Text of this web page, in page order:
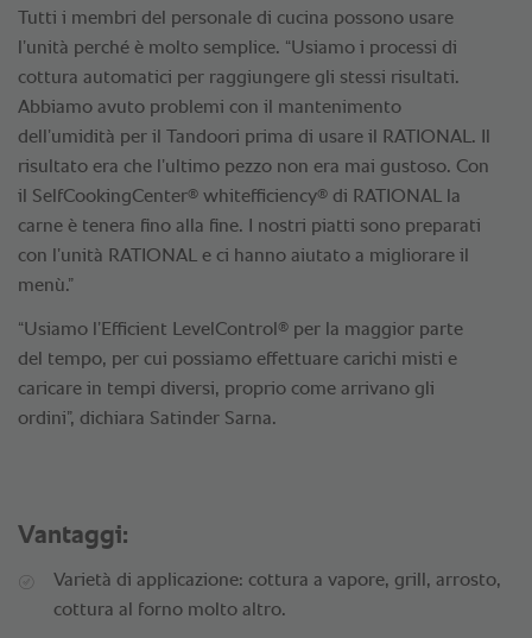
Tutti i membri del personale di cucina possono usare
l’unità perché è molto semplice. “Usiamo i processi di
cottura automatici per raggiungere gli stessi risultati.
Abbiamo avuto problemi con il mantenimento
dell’umidità per il Tandoori prima di usare il RATIONAL. Il
risultato era che l’ultimo pezzo non era mai gustoso. Con
il SelfCookingCenter® whitefficiency® di RATIONAL la
carne è tenera fino alla fine. I nostri piatti sono preparati
con l’unità RATIONAL e ci hanno aiutato a migliorare il
menù.”
“Usiamo l’Efficient LevelControl ® per la maggior parte
del tempo, per cui possiamo effettuare carichi misti e
caricare in tempi diversi, proprio come arrivano gli
ordini”, dichiara Satinder Sarna.
Vantaggi:
Varietà di applicazione: cottura a vapore, grill, arrosto,
cottura al forno molto altro.